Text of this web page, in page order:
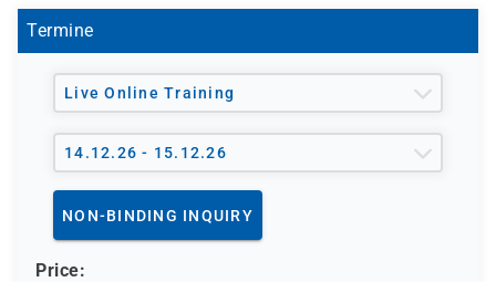
Führungsaufgabe
Termine
Live Online Training
14.12.26 - 15.12.26
NON-BINDING INQUIRY
Price: